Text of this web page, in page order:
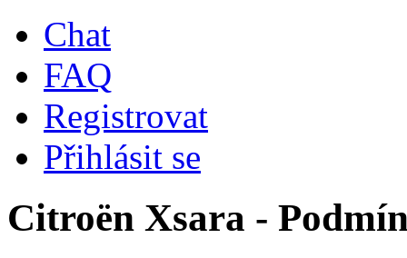
Chat
FAQ
Registrovat
Přihlásit se
Citroën Xsara -